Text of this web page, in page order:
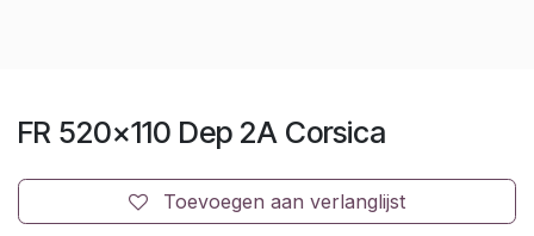
FR 520x110 Dep 2A Corsica
Toevoegen aan verlanglijst